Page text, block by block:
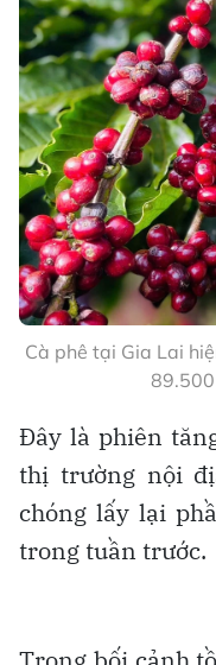
Cà phê tại Gia Lai
Đây là phiên
thị trường nội
chóng lấy lại
trong tuần trước.